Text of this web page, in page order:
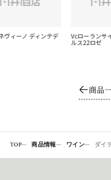
ヴィーノ ディンテデ Vcローランサ
ルス22ロゼ
商品
TOP 商品情報 ワイン ダイ